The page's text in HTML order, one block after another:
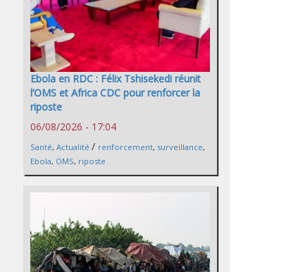
Ebola en RDC : Félix Tshisekedi réunit
l’OMS et Africa CDC pour renforcer la
riposte
06/08/2026 - 17:04
Santé, Actualité / renforcement, surveillance,
Ebola, OMS, riposte